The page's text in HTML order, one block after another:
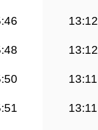
13:12
13:12
13:11
13:11